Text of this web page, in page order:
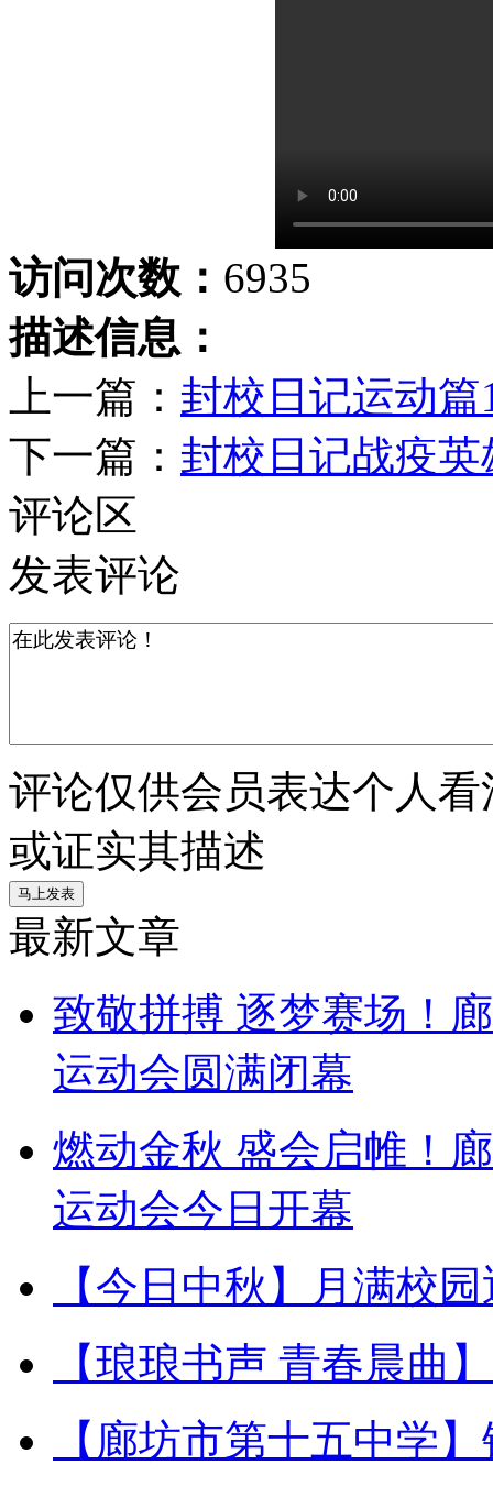
访问次数： 6935
描述信息：
上一篇： 封校日记运动篇
下一篇： 封校日记战疫英
评论区
发表评论
评论仅供会员表达个人
或证实其描述
最新文章
致敬拼搏 逐梦赛场！
运动会圆满闭幕
燃动金秋 盛会启帷！
运动会今日开幕
【今日中秋】月满校
【琅琅书声 青春晨曲
【廊坊市第十五中学